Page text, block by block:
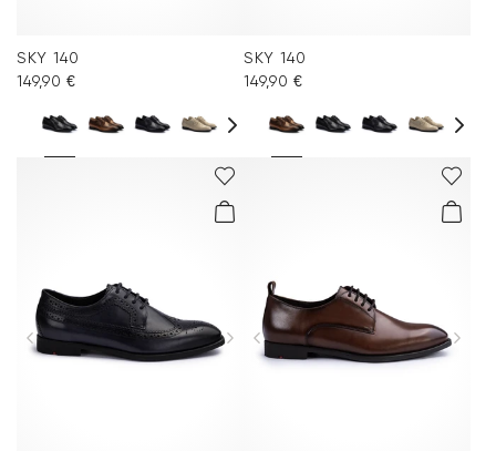
SKY 140
149,90 €
SKY 140
149,90 €